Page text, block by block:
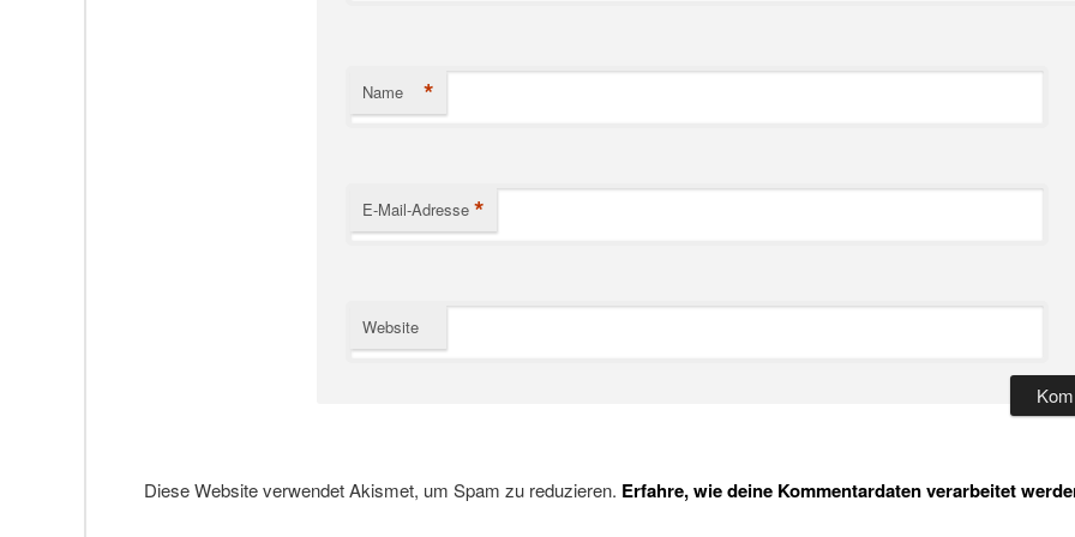
Name *
E-Mail-Adresse *
Website
Diese Website verwendet Akismet, um Spam zu reduzieren. Erfahre, wie deine Kommentardaten verarbeitet